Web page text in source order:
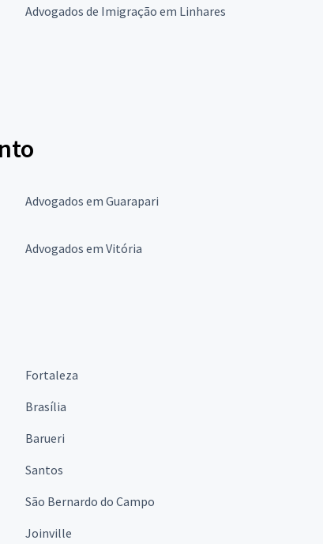
Advogados de Imigração em Linhares
Advogados em Guarapari
Advogados em Vitória
Fortaleza
Brasília
Barueri
Santos
São Bernardo do Campo
Joinville